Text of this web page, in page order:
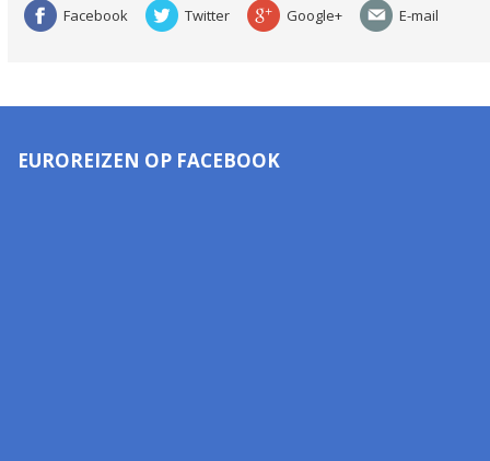
Facebook Twitter Google+ E-mail
EUROREIZEN OP FACEBOOK